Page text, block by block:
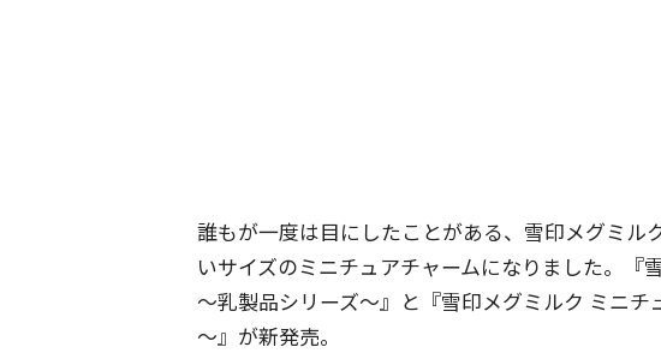
誰もが一度は目にしたことがある、雪印メグミル
いサイズのミニチュアチャームになりました。『
～乳製品シリーズ～』と『雪印メグミルク ミニ
～』が新発売。